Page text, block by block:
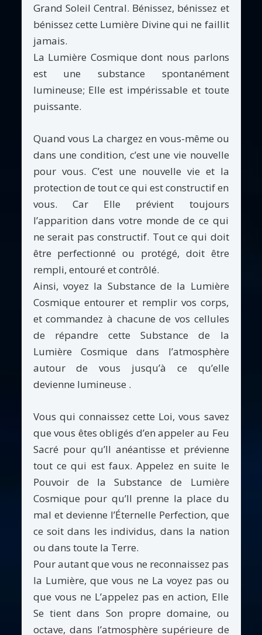
Grand Soleil Central. Bénissez, bénissez et
bénissez cette Lumière Divine qui ne faillit
jamais.
La Lumière Cosmique dont nous parlons
est une substance spontanément
lumineuse; Elle est impérissable et toute
puissante.
Quand vous La chargez en vous-même ou
dans une condition, c’est une vie nouvelle
pour vous. C’est une nouvelle vie et la
protection de tout ce qui est constructif en
vous. Car Elle prévient toujours
l’apparition dans votre monde de ce qui
ne serait pas constructif. Tout ce qui doit
être perfectionné ou protégé, doit être
rempli, entouré et contrôlé.
Ainsi, voyez la Substance de la Lumière
Cosmique entourer et remplir vos corps,
et commandez à chacune de vos cellules
de répandre cette Substance de la
Lumière Cosmique dans l’atmosphère
autour de vous jusqu’à ce qu’elle
devienne lumineuse .
Vous qui connaissez cette Loi, vous savez
que vous êtes obligés d’en appeler au Feu
Sacré pour qu’Il anéantisse et prévienne
tout ce qui est faux. Appelez en suite le
Pouvoir de la Substance de Lumière
Cosmique pour qu’Il prenne la place du
mal et devienne l’Éternelle Perfection, que
ce soit dans les individus, dans la nation
ou dans toute la Terre.
Pour autant que vous ne reconnaissez pas
la Lumière, que vous ne La voyez pas ou
que vous ne L’appelez pas en action, Elle
Se tient dans Son propre domaine, ou
octave, dans l’atmosphère supérieure de